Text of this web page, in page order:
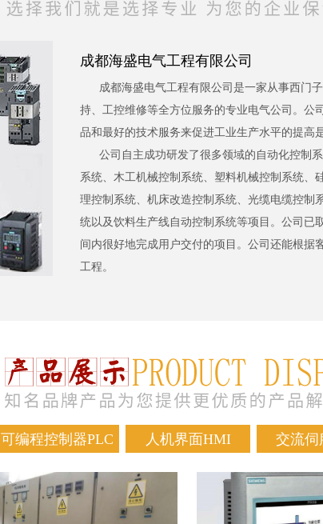
成都海盛电气工程有限公司
成都海盛电气工程有限公司是一家从事西门
持、工控维修等全方位服务的专业电气公司。公
品和最好的技术服务来促进工业生产水平的提高
公司自主成功研发了很多领域的自动化控制
系统、木工机械控制系统、塑料机械控制系统、
理控制系统、机床改造控制系统、光缆电缆控制
统以及饮料生产线自动控制系统等项目。公司已
间内很好地完成用户交付的项目。公司还能根据
工程。
可编程控制器PLC 人机界面HMI 交流伺